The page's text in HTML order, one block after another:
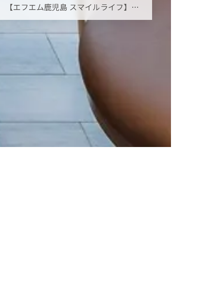
【エフエム鹿児島 スマイルライフ】オーラルフレイルとは？お口の小さな衰えを見逃さないために